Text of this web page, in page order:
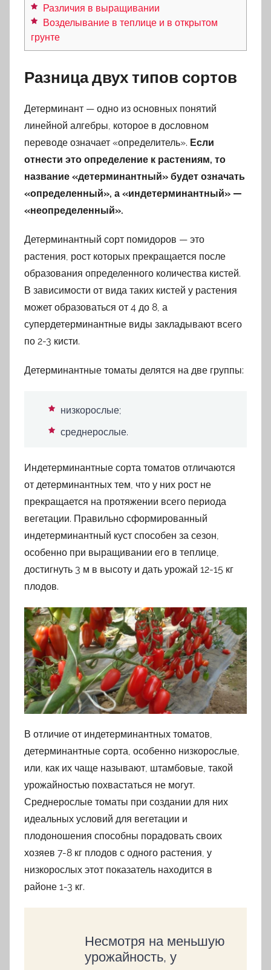
Различия в выращивании
Возделывание в теплице и в открытом
грунте
Разница двух типов сортов
Детерминант — одно из основных понятий
линейной алгебры, которое в дословном
переводе означает «определитель». Если
отнести это определение к растениям, то
название «детерминантный» будет означать
«определенный», а «индетерминантный» —
«неопределенный».
Детерминантный сорт помидоров — это
растения, рост которых прекращается после
образования определенного количества кистей.
В зависимости от вида таких кистей у растения
может образоваться от 4 до 8, а
супердетерминантные виды закладывают всего
по 2-3 кисти.
Детерминантные томаты делятся на две группы:
низкорослые;
среднерослые.
Индетерминантные сорта томатов отличаются
от детерминантных тем, что у них рост не
прекращается на протяжении всего периода
вегетации. Правильно сформированный
индетерминантный куст способен за сезон,
особенно при выращивании его в теплице,
достигнуть 3 м в высоту и дать урожай 12-15 кг
плодов.
В отличие от индетерминантных томатов,
детерминантные сорта, особенно низкорослые,
или, как их чаще называют, штамбовые, такой
урожайностью похвастаться не могут.
Среднерослые томаты при создании для них
идеальных условий для вегетации и
плодоношения способны порадовать своих
хозяев 7-8 кг плодов с одного растения, у
низкорослых этот показатель находится в
районе 1-3 кг.
Несмотря на меньшую
урожайность, у